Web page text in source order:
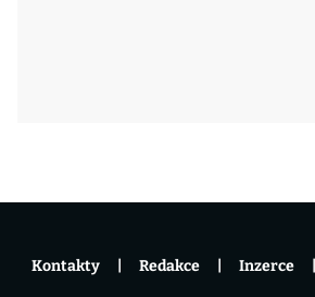
Kontakty Redakce Inzerce